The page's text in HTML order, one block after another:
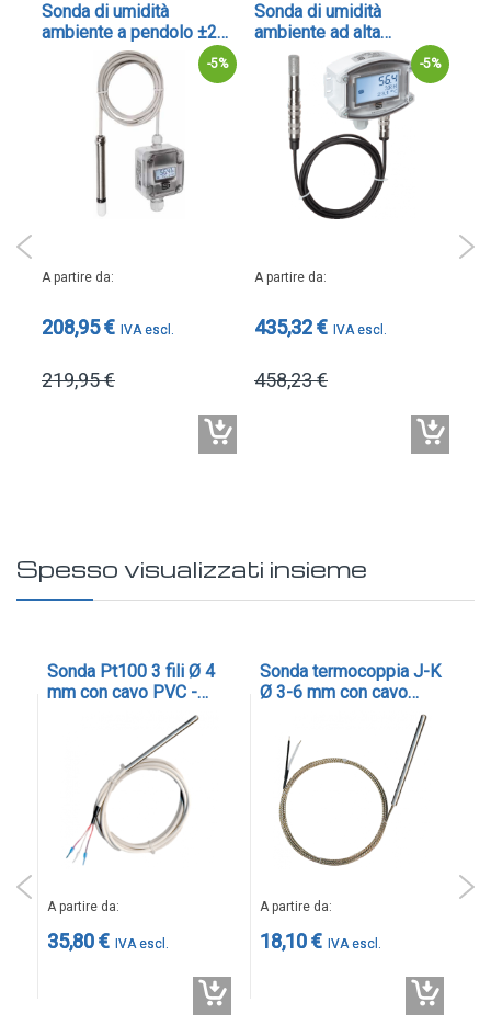
Sonda di umidità
ambiente a pendolo ±2%
con uscita 4-20mA o 0-
10V - cod. RPFF
-5%
A partire da
208,95 €
219,95 €
Sonda di umidità
ambiente ad alta
precisione con sensore
esterno - cod. RPFF-25
-5%
A partire da
435,32 €
458,23 €
Spesso visualizzati insieme
Sonda Pt100 3 fili Ø 4
mm con cavo PVC -
A partire da
35,80 €
Sonda termocoppia J-K
Ø 3-6 mm con cavo
fibra di vetro schermato
- cod. SLSR-TC
A partire da
18,10 €